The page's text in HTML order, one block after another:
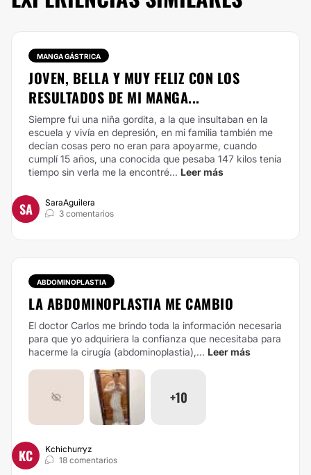
MANGA GÁSTRICA
JOVEN, BELLA Y MUY FELIZ CON LOS
RESULTADOS DE MI MANGA...
Siempre fui una niña gordita, a la que insultaban en la
escuela y vivía en depresión, en mi familia también me
decían cosas pero no eran para apoyarme, cuando
cumplí 15 años, una conocida que pesaba 147 kilos tenia
tiempo sin verla me la encontré... Leer más
SA
SaraAguilera
3 comentarios
ABDOMINOPLASTIA
LA ABDOMINOPLASTIA ME CAMBIO
El doctor Carlos me brindo toda la información necesaria
para que yo adquiriera la confianza que necesitaba para
hacerme la cirugía (abdominoplastia),... Leer más
+10
KC
Kchichurryz
18 comentarios